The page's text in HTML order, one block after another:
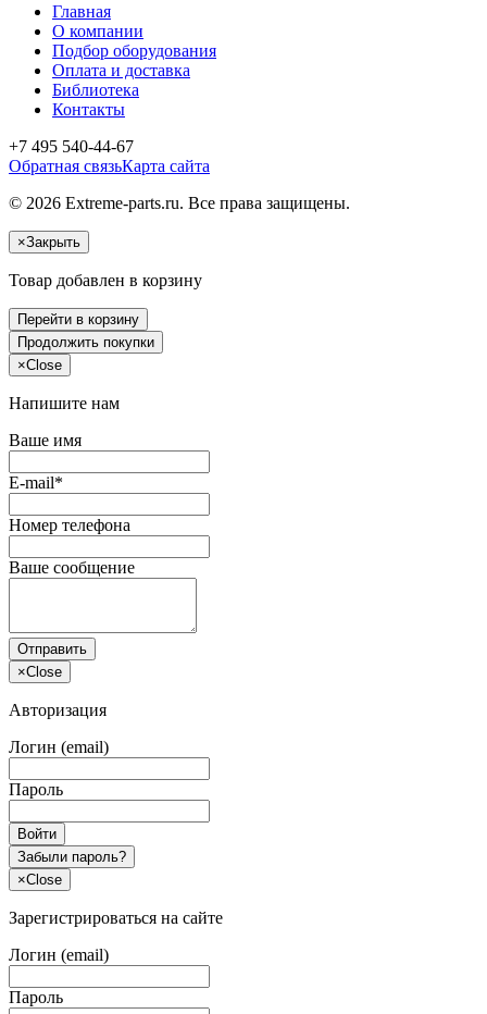
Главная
О компании
Подбор оборудования
Оплата и доставка
Библиотека
Контакты
+7 495 540-44-67
Обратная связьКарта сайта
© 2026 Extreme-parts.ru. Все права защищены.
×Закрыть
Товар добавлен в корзину
Перейти в корзину
Продолжить покупки
×Close
Напишите нам
Ваше имя
E-mail*
Номер телефона
Ваше сообщение
Отправить
×Close
Авторизация
Логин (email)
Пароль
Войти
Забыли пароль?
×Close
Зарегистрироваться на сайте
Логин (email)
Пароль